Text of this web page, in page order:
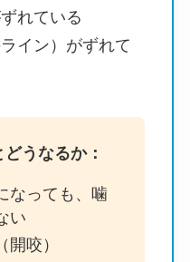
れている
イン）がずれて
うなるか：
なっても、噛
い
咬）